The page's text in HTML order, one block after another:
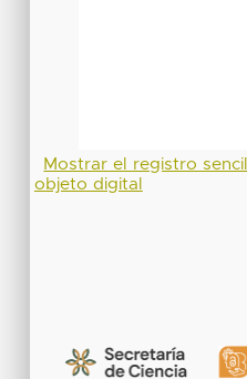
Mostrar el registro
objeto digital